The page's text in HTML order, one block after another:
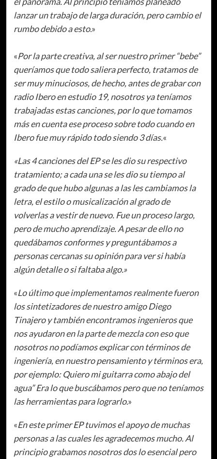
lanzar un trabajo de larga duración, pero cambio el
rumbo debido a esto.»
«Por la parte creativa, al ser nuestro primer “bebe”
queríamos que todo saliera perfecto, tratamos de
ser muy minuciosos, de hecho, antes de grabar con
radio Ibero en estudio 19, nosotros ya teníamos
trabajadas estas canciones, por lo que tomamos
más en cuenta ese proceso sobre todo cuando en
Ibero fue muy rápido todo siendo 3 días.«
«Las 4 canciones del EP se les dio su respectivo
tratamiento; a cada una se les dio su tiempo al
grado de que hubo algunas a las les cambiamos la
letra, el estilo o musicalización al grado de
volverlas a vestir de nuevo. Fue un proceso largo,
pero de mucho aprendizaje. A pesar de ello no
quedábamos conformes y preguntábamos a
personas cercanas su opinión para ver si había
algún detalle o si faltaba algo.»
«Lo último que implementamos realmente fueron
los sintetizadores de nuestro amigo Diego
Tinajero y también encontramos ingenieros que
nos ayudaron en la parte de mezcla con eso que
nosotros no podíamos explicar con términos de
ingeniería, en nuestro pensamiento y términos era,
por ejemplo: Quiero mi guitarra como abajo del
agua” Era lo que buscábamos pero que no teníamos
las herramientas para lograrlo.»
«En este primer EP tuvimos el apoyo de muchas
personas a las cuales les agradecemos mucho. Al
principio grabamos nosotros dos lo esencial pero